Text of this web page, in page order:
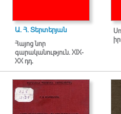
Ա. Հ. Տերտերյան
Հայոց նոր
գարականություն. XIX-
XX դդ.